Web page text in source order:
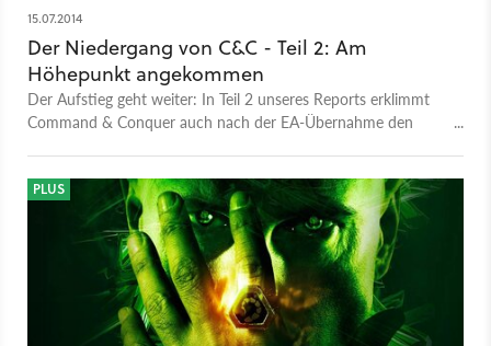
15.07.2014
Der Niedergang von C&C - Teil 2: Am
Höhepunkt angekommen
Der Aufstieg geht weiter: In Teil 2 unseres Reports erklimmt
Command & Conquer auch nach der EA-Übernahme den
PLUS